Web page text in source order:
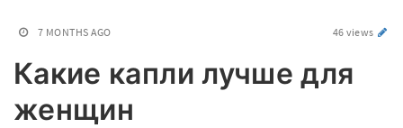
7 MONTHS AGO 46 views
Какие капли лучше для
женщин